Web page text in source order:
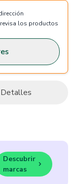
los productos
Detalles
Descubrir
marcas